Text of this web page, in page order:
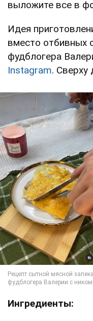
выложите все в
Идея
вместо отбивных
фудблогера
Instagram. Сверху
Ингредиенты: